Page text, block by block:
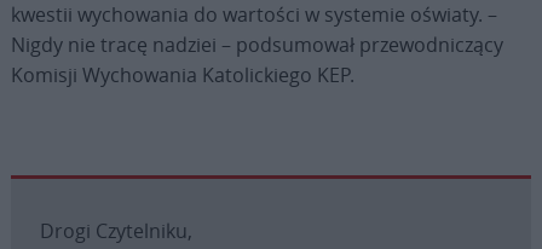
kwestii wychowania do wartości w systemie oświaty. –
Nigdy nie tracę nadziei – podsumował przewodniczący
Komisji Wychowania Katolickiego KEP.
Drogi Czytelniku,